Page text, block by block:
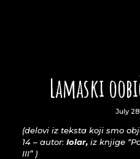
Lamaski
July
(delovi iz teksta koji smo
14 – autor: Iolar, iz knjige
III” )